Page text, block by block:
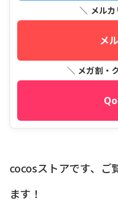
＼ メル
メ
＼ メガ割・
cocosストアです、ご
ます！